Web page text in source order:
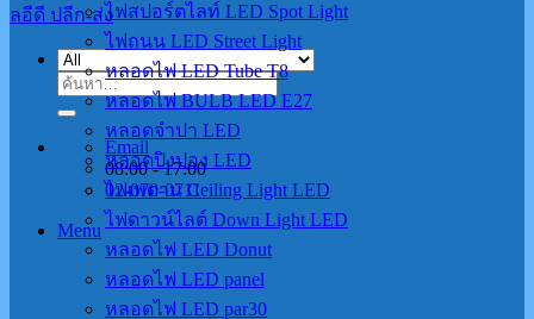
ค้นหา:
Email
08:00 - 17:00
02-070-0711
Menu
ไฟสปอร์ตไลท์ LED Spot Light
ไฟถนน LED Street Light
หลอดไฟ LED Tube T8
หลอดไฟ BULB LED E27
หลอดจำปา LED
หลอดปิงปอง LED
ไฟเพดาน Ceiling Light LED
ไฟดาวน์ไลต์ Down Light LED
หลอดไฟ LED Donut
หลอดไฟ LED panel
หลอดไฟ LED par30